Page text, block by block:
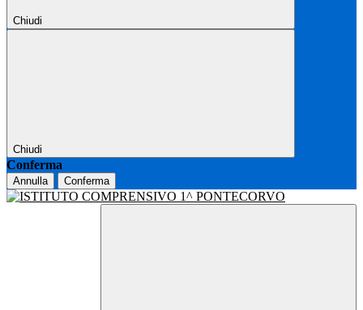
Chiudi
Chiudi
Conferma
Annulla Conferma